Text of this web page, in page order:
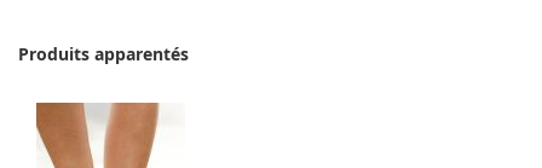
Produits apparentés